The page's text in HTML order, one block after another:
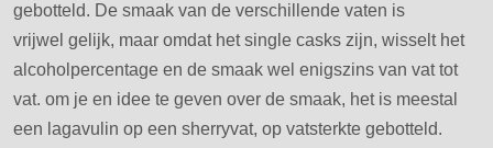
gebotteld. De smaak van de verschillende vaten is
vrijwel gelijk, maar omdat het single casks zijn, wisselt het
alcoholpercentage en de smaak wel enigszins van vat tot
vat. om je en idee te geven over de smaak, het is meestal
een lagavulin op een sherryvat, op vatsterkte gebotteld.